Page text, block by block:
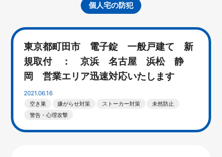
個人宅の防犯
東京都町田市 電子錠 一般戸建て 新
規取付 ： 京浜 名古屋 浜松 静
岡 営業エリア迅速対応いたします
2021.06.16
空き巣 嫌がらせ対策 ストーカー対策
未然防止
警告・心理攻撃